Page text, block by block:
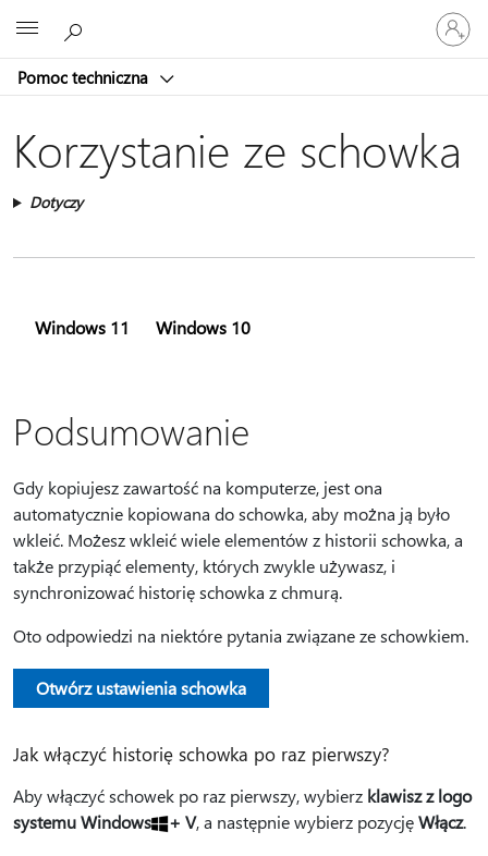
Pomoc techniczna
Zaloguj
się
do
konta
Korzystanie ze schowka
Dotyczy
Windows 11 Windows 10
Podsumowanie
Gdy kopiujesz zawartość na komputerze, jest ona
automatycznie kopiowana do schowka, aby można ją było
wkleić. Możesz wkleić wiele elementów z historii schowka, a
także przypiąć elementy, których zwykle używasz, i
synchronizować historię schowka z chmurą.
Oto odpowiedzi na niektóre pytania związane ze schowkiem.
Otwórz ustawienia schowka
Jak włączyć historię schowka po raz pierwszy?
Aby włączyć schowek po raz pierwszy, wybierz klawisz z logo
systemu Windows
+ V, a następnie wybierz pozycjęWłącz.